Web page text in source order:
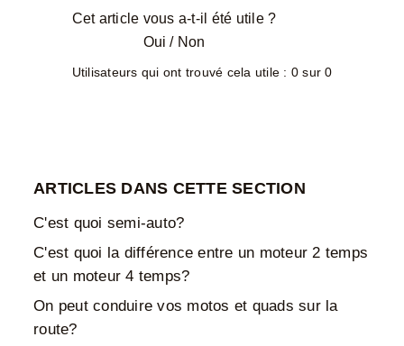
Cet article vous a-t-il été utile ?
Oui / Non
Utilisateurs qui ont trouvé cela utile : 0 sur 0
ARTICLES DANS CETTE SECTION
C'est quoi semi-auto?
C'est quoi la différence entre un moteur 2 temps
et un moteur 4 temps?
On peut conduire vos motos et quads sur la
route?